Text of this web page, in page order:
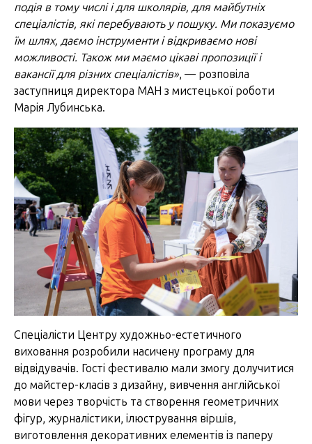
подія в тому числі і для школярів, для майбутніх
спеціалістів, які перебувають у пошуку. Ми показуємо
їм шлях, даємо інструменти і відкриваємо нові
можливості. Також ми маємо цікаві пропозиції і
вакансії для різних спеціалістів», — розповіла
заступниця директора МАН з мистецької роботи
Марія Лубинська.
Спеціалісти Центру художньо-естетичного
виховання розробили насичену програму для
відвідувачів. Гості фестивалю мали змогу долучитися
до майстер-класів з дизайну, вивчення англійської
мови через творчість та створення геометричних
фігур, журналістики, ілюстрування віршів,
виготовлення декоративних елементів із паперу